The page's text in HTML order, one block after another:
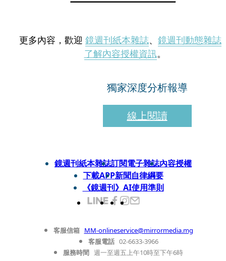
更多內容，歡迎 鏡週刊紙本雜誌、 鏡週刊動態雜誌
了解內容授權資訊。
獨家深度分析報導
線上閱讀
鏡週刊紙本雜誌訂閱電子雜誌內容授權
下載APP新聞自律綱要
《鏡週刊》AI使用準則
客服信箱 MM-onlineservice@mirrormedia.mg
客服電話 02-6633-3966
服務時間 週一至週五上午10時至下午6時